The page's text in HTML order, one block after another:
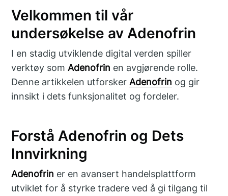
Velkommen til vår
undersøkelse av Adenofrin
I en stadig utviklende digital verden spiller
verktøy somAdenofrin en avgjørende rolle.
Denne artikkelen utforskerAdenofrin og gir
innsikt i dets funksjonalitet og fordeler.
Forstå Adenofrin og Dets
Innvirkning
Adenofrin er en avansert handelsplattform
utviklet for å styrke tradere ved å gi tilgang til